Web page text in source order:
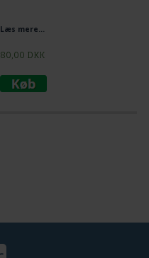
Læs mere...
80,00 DKK